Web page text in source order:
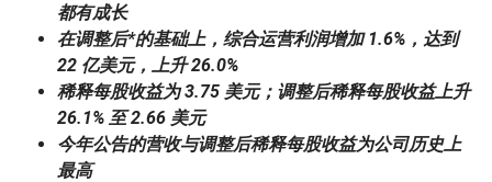
都有成长
在调整后*的基础上，综合运营利润增加 1.6%，达到
22 亿美元，上升 26.0%
稀释每股收益为 3.75 美元；调整后稀释每股收益上升
26.1% 至 2.66 美元
今年公告的营收与调整后稀释每股收益为公司历史上
最高